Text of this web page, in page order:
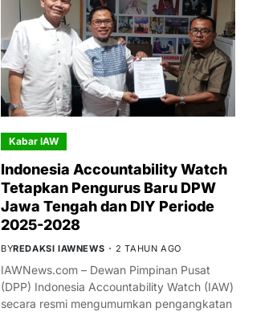
Kabar IAW
Indonesia Accountability Watch
Tetapkan Pengurus Baru DPW
Jawa Tengah dan DIY Periode
2025-2028
BYREDAKSI IAWNEWS 2 TAHUN AGO
IAWNews.com – Dewan Pimpinan Pusat
(DPP) Indonesia Accountability Watch (IAW)
secara resmi mengumumkan pengangkatan